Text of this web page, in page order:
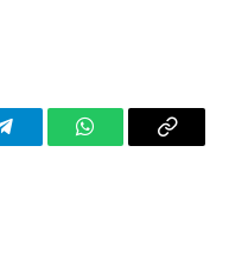
TelegramWhatsAppCopy